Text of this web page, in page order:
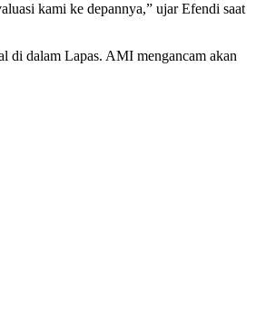
kami ke depannya,” ujar Efendi saat
di dalam Lapas. AMI mengancam akan